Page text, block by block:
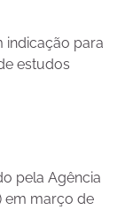
indicação para
estudos
pela Agência
em março de